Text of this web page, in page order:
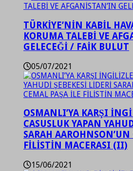
TÜRKİYE’NİN KABİL
KORUMA TALEBİ VE
GELECEĞİ / FAİK BULUT
05/07/2021
OSMANLI’YA KARŞI
CASUSLUK YAPAN
SARAH
FİLİSTİN MACERASI (II)
15/06/2021